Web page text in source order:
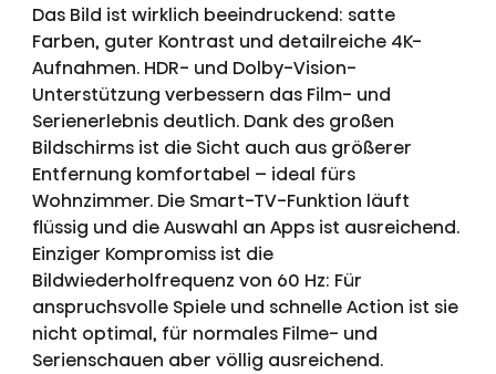
Das Bild ist wirklich beeindruckend: satte
Farben, guter Kontrast und detailreiche 4K-
Aufnahmen. HDR- und Dolby-Vision-
Unterstützung verbessern das Film- und
Serienerlebnis deutlich. Dank des großen
Bildschirms ist die Sicht auch aus größerer
Entfernung komfortabel – ideal fürs
Wohnzimmer. Die Smart-TV-Funktion läuft
flüssig und die Auswahl an Apps ist ausreichend.
Einziger Kompromiss ist die
Bildwiederholfrequenz von 60 Hz: Für
anspruchsvolle Spiele und schnelle Action ist sie
nicht optimal, für normales Filme- und
Serienschauen aber völlig ausreichend.